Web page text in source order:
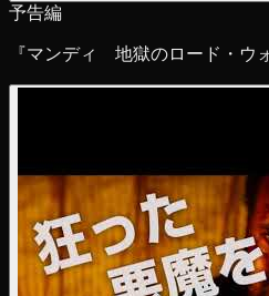
予告編
『マンディ 地獄のロード・ウ